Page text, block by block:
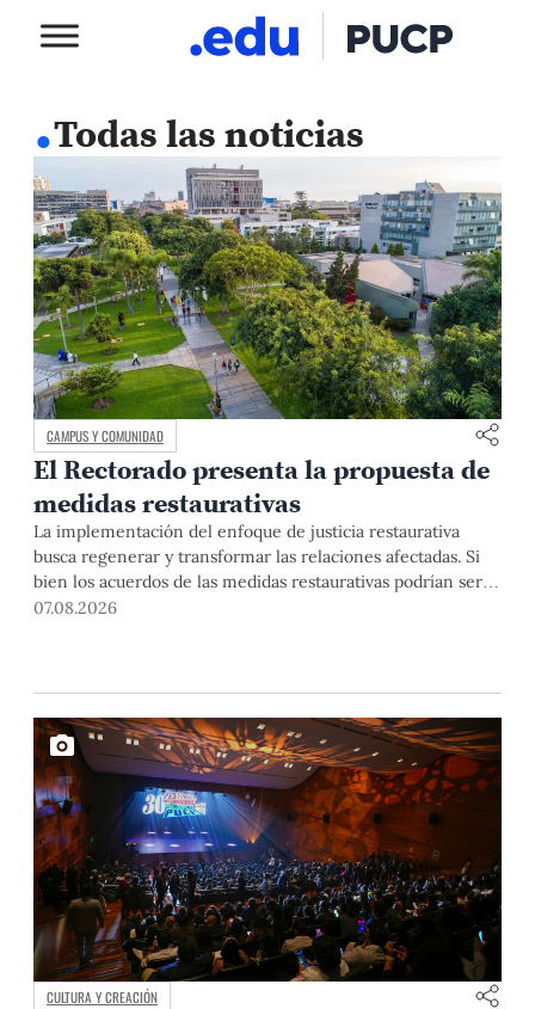
.Todas las noticias
CAMPUS Y COMUNIDAD
El Rectorado presenta la propuesta de
medidas restaurativas
La implementación del enfoque de justicia restaurativa
busca regenerar y transformar las relaciones afectadas. Si
bien los acuerdos de las medidas restaurativas podrían ser
considerados por las instancias disciplinarias, este proceso
07.08.2026
CULTURA Y CREACIÓN